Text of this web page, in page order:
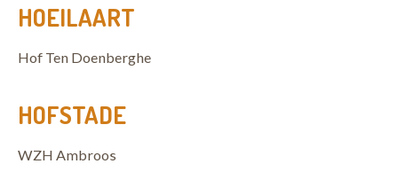
HOEILAART
Hof Ten Doenberghe
HOFSTADE
WZH Ambroos